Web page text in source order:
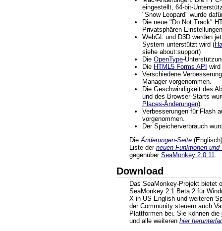
eingestellt, 64-bit-
"Snow Leopard" wurde
Die neue "Do Not Track"
Privatsphären-
WebGL und D3D werden
System unterstützt wird (
siehe about:support)
Die OpenType-
Die HTML5 Forms API
Verschiedene
Manager vorgenommen.
Die Geschwindigkeit des
und des Browser-Starts
Places-Änderungen).
Verbesserungen für Flash
vorgenommen.
Der Speicherverbrauch
Die Änderungen-Seite
Liste der neuen Funktionen und
gegenüber SeaMonkey 2.0.11
Download
Das SeaMonkey-Projekt bietet
SeaMonkey 2.1 Beta 2 für
X in US English und weiteren
der Community steuern auch
Plattformen bei. Sie können die
und alle weiteren hier